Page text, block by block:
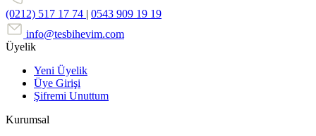
(0212) 517 17 74 | 0543 909 19 19
info@tesbihevim.com
Üyelik
Yeni Üyelik
Üye Girişi
Şifremi Unuttum
Kurumsal